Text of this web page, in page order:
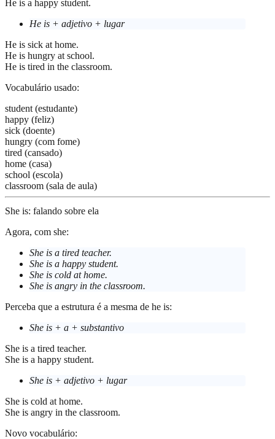
He is a happy student.
He is + adjetivo + lugar
He is sick at home.
He is hungry at school.
He is tired in the classroom.
Vocabulário usado:
student (estudante)
happy (feliz)
sick (doente)
hungry (com fome)
tired (cansado)
home (casa)
school (escola)
classroom (sala de aula)
She is: falando sobre ela
Agora, com she:
She is a tired teacher.
She is a happy student.
She is cold at home.
She is angry in the classroom.
Perceba que a estrutura é a mesma de he is:
She is + a + substantivo
She is a tired teacher.
She is a happy student.
She is + adjetivo + lugar
She is cold at home.
She is angry in the classroom.
Novo vocabulário: